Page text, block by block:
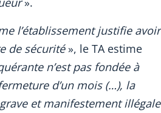
l’établissement justifie avoir
de sécurité», le TA estime
n’est pas fondée à
d’un mois (…), la
et manifestement illégale